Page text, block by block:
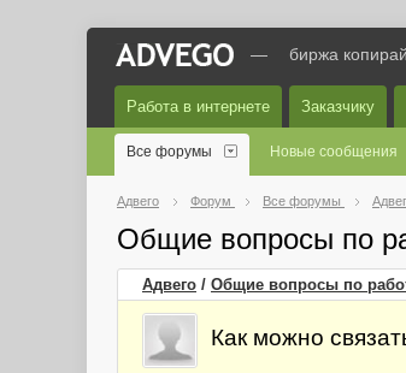
— биржа
Работа в интернете Заказчику
Все форумы Новые сообщения
Адвего Форум Все форумы
Общие вопросы по
Адвего / Общие вопросы по
Как можно